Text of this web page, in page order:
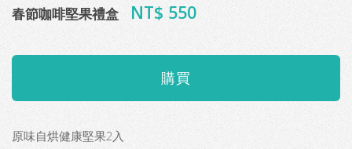
春節咖啡堅果禮盒 NT$ 550
原味自烘健康堅果2入